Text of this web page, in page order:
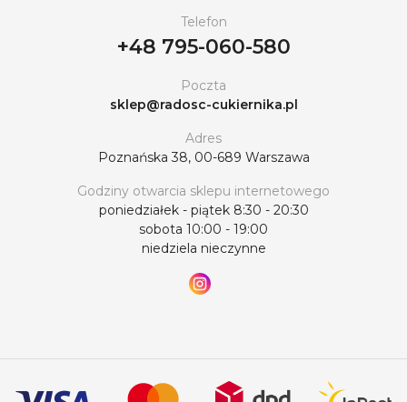
Telefon
+48 795-060-580
Poczta
sklep@radosc-cukiernika.pl
Adres
Poznańska 38, 00-689 Warszawa
Godziny otwarcia sklepu internetowego
poniedziałek - piątek 8:30 - 20:30
sobota 10:00 - 19:00
niedziela nieczynne